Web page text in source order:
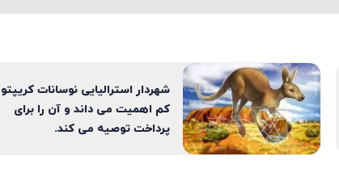
شهردار استرالیایی نوسانات کریپتو
کم اهمیت می داند و آن را برای
پرداخت توصیه می کند.